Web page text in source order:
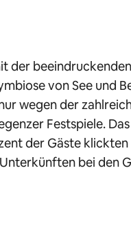
der
von See und
wegen der
Festspiele.
der Gäste klickten
bei den